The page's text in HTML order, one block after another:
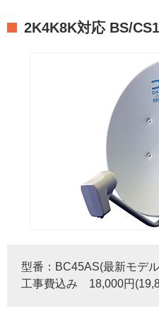
2K4K8K対応 BS/
型番：BC45AS(最新モデ
工事費込み 18,000円